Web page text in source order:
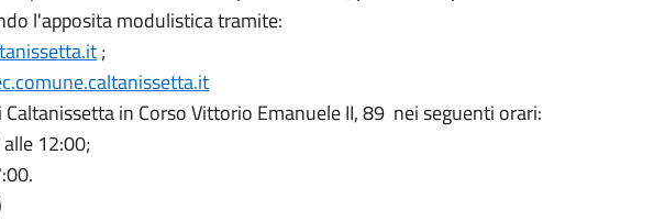
l'apposita modulistica tramite:
;
in Corso Vittorio Emanuele II, 89 nei seguenti orari:
12:00;